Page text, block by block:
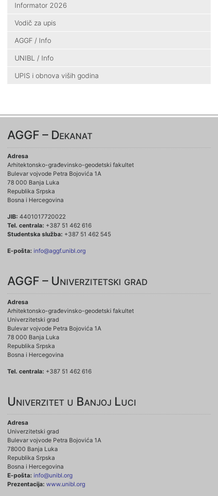
Informator 2026
Vodič za upis
AGGF / Info
UNIBL / Info
UPIS i obnova viših godina
AGGF – Dekanat
Adresa
Arhitektonsko-građevinsko-geodetski fakultet
Bulevar vojvode Petra Bojovića 1A
78 000 Banja Luka
Republika Srpska
Bosna i Hercegovina
JIB: 4401017720022
Tel. centrala: +387 51 462 616
Studentska služba: +387 51 462 545
E-pošta: info@aggf.unibl.org
AGGF – Univerzitetski grad
Adresa
Arhitektonsko-građevinsko-geodetski fakultet
Univerzitetski grad
Bulevar vojvode Petra Bojovića 1A
78 000 Banja Luka
Republika Srpska
Bosna i Hercegovina
Tel. centrala: +387 51 462 616
Univerzitet u Banjoj Luci
Adresa
Univerzitetski grad
Bulevar vojvode Petra Bojovića 1A
78000 Banja Luka
Republika Srpska
Bosna i Hercegovina
E-pošta: info@unibl.org
Prezentacija: www.unibl.org